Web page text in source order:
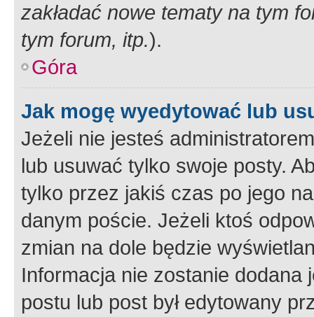
zakładać nowe tematy na tym
tym forum, itp.).
Góra
Jak mogę wyedytować lub
Jeżeli nie jesteś
lub usuwać tylko swoje posty.
tylko przez jakiś czas po jego
danym poście. Jeżeli ktoś
zmian na dole będzie
Informacja nie zostanie dodana
postu lub post był edytowany